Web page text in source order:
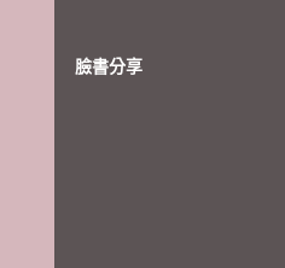
臉書分享